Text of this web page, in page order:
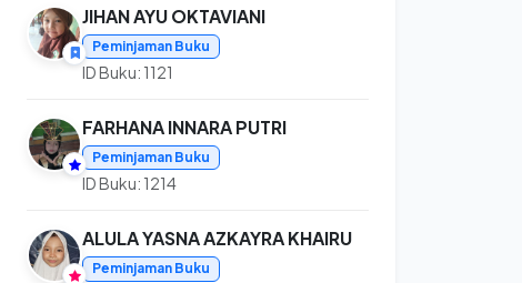
JIHAN AYU OKTAVIANI
Peminjaman Buku
ID Buku: 1121
FARHANA INNARA PUTRI
Peminjaman Buku
ID Buku: 1214
ALULA YASNA AZKAYRA KHAIRU
Peminjaman Buku